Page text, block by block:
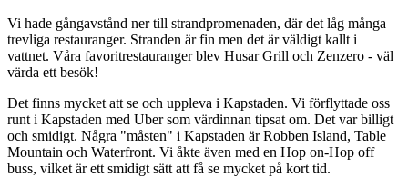
Vi hade gångavstånd ner till strandpromenaden, där det låg många
trevliga restauranger. Stranden är fin men det är väldigt kallt i
vattnet. Våra favoritrestauranger blev Husar Grill och Zenzero - väl
värda ett besök!
Det finns mycket att se och uppleva i Kapstaden. Vi förflyttade oss
runt i Kapstaden med Uber som värdinnan tipsat om. Det var billigt
och smidigt. Några "måsten" i Kapstaden är Robben Island, Table
Mountain och Waterfront. Vi åkte även med en Hop on-Hop off
buss, vilket är ett smidigt sätt att få se mycket på kort tid.